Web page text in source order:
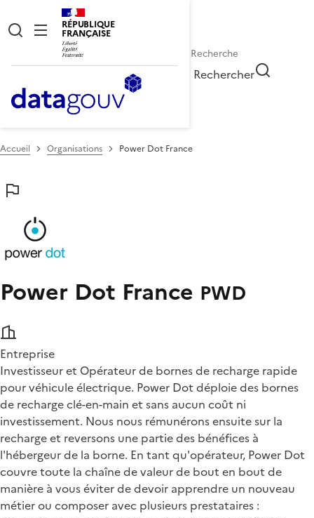
RÉPUBLIQUE
FRANÇAISE
Rechercher
Accueil Organisations Power Dot France
Power Dot France PWD
Entreprise
Investisseur et Opérateur de bornes de recharge rapide
pour véhicule électrique. Power Dot déploie des bornes
de recharge clé-en-main et sans aucun coût ni
investissement. Nous nous rémunérons ensuite sur la
recharge et reversons une partie des bénéfices à
l'hébergeur de la borne. En tant qu'opérateur, Power Dot
couvre toute la chaîne de valeur de bout en bout de
manière à vous éviter de devoir apprendre un nouveau
métier ou composer avec plusieurs prestataires :